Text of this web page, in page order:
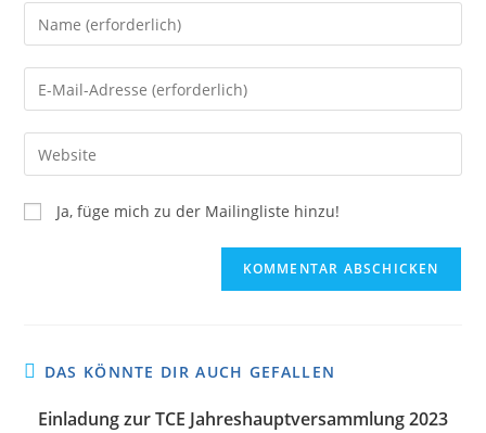
Ja, füge mich zu der Mailingliste hinzu!
DAS KÖNNTE DIR AUCH GEFALLEN
Einladung zur TCE Jahreshauptversammlung 2023